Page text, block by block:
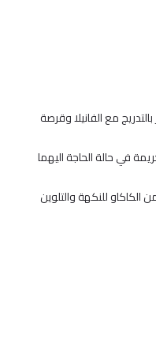
مع الفانيلا وقرصة
في حالة الحاجة اليهما
للنكهة والتلوين